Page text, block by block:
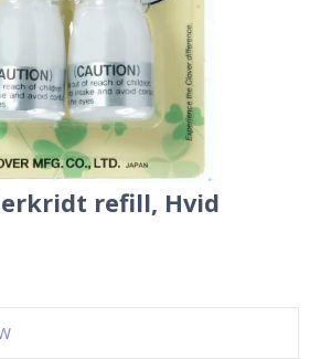
refill, Hvid